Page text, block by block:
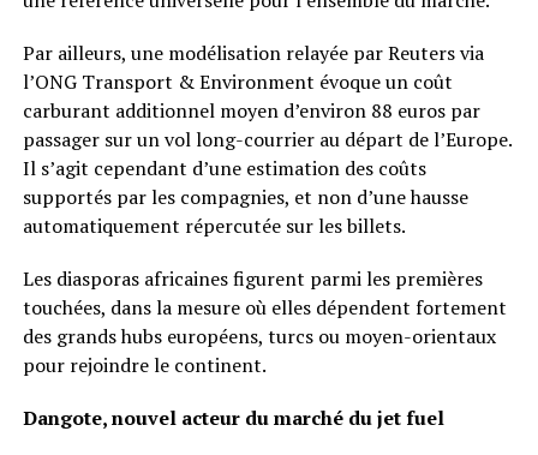
Par ailleurs, une modélisation relayée par Reuters via
l’ONG Transport & Environment évoque un coût
carburant additionnel moyen d’environ 88 euros par
passager sur un vol long-courrier au départ de l’Europe.
Il s’agit cependant d’une estimation des coûts
supportés par les compagnies, et non d’une hausse
automatiquement répercutée sur les billets.
Les diasporas africaines figurent parmi les premières
touchées, dans la mesure où elles dépendent fortement
des grands hubs européens, turcs ou moyen-orientaux
pour rejoindre le continent.
Dangote, nouvel acteur du marché du jet fuel